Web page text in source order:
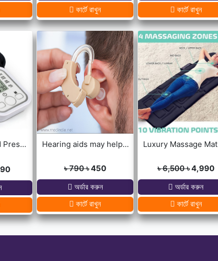
কার্টে রাখুন
কার্টে রাখুন
Electronic Blood Pressure Monitor Hearing aids may help improve brain function
৳ 790৳ 450
অর্ডার করুন
কার্টে রাখুন
Luxury Massage Mat
৳ 6,500৳ 4,990
অর্ডার করুন
কার্টে রাখুন